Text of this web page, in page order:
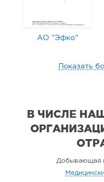
АО "Эфко"
Показать
В ЧИСЛЕ
Добывающая